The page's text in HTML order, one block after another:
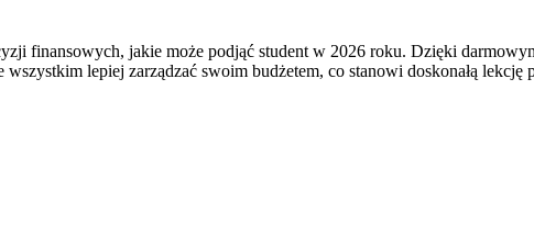
finansowych, jakie może podjąć student w 2026 roku. Dzięki
lepiej zarządzać swoim budżetem, co stanowi doskonałą lekcję